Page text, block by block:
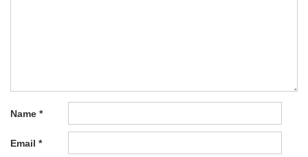
Name *
Email *